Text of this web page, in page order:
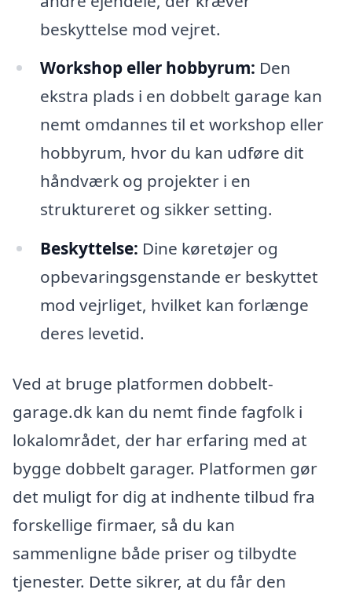
beskyttelse mod vejret.
Workshop eller hobbyrum: Den
ekstra plads i en dobbelt garage kan
nemt omdannes til et workshop eller
hobbyrum, hvor du kan udføre dit
håndværk og projekter i en
struktureret og sikker setting.
Beskyttelse: Dine køretøjer og
opbevaringsgenstande er beskyttet
mod vejrliget, hvilket kan forlænge
deres levetid.
Ved at bruge platformen dobbelt-
garage.dk kan du nemt finde fagfolk i
lokalområdet, der har erfaring med at
bygge dobbelt garager. Platformen gør
det muligt for dig at indhente tilbud fra
forskellige firmaer, så du kan
sammenligne både priser og tilbydte
tjenester. Dette sikrer, at du får den